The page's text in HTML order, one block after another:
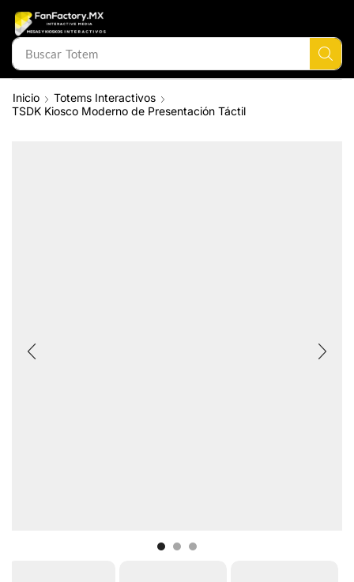
Buscar Mesa Interactiva
Inicio
Totems Interactivos
TSDK Kiosco Moderno de Presentación Táctil